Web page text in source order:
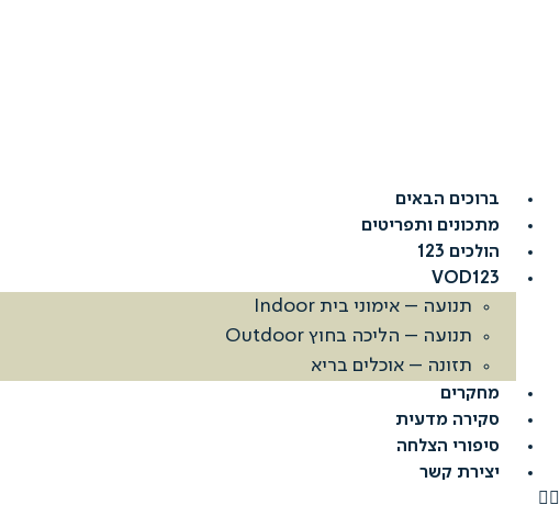
ברוכים הבאים
מתכונים ותפריטים
הולכים 123
VOD123
תנועה – אימוני בית Indoor
תנועה – הליכה בחוץ Outdoor
תזונה – אוכלים בריא
מחקרים
סקירה מדעית
סיפורי הצלחה
יצירת קשר